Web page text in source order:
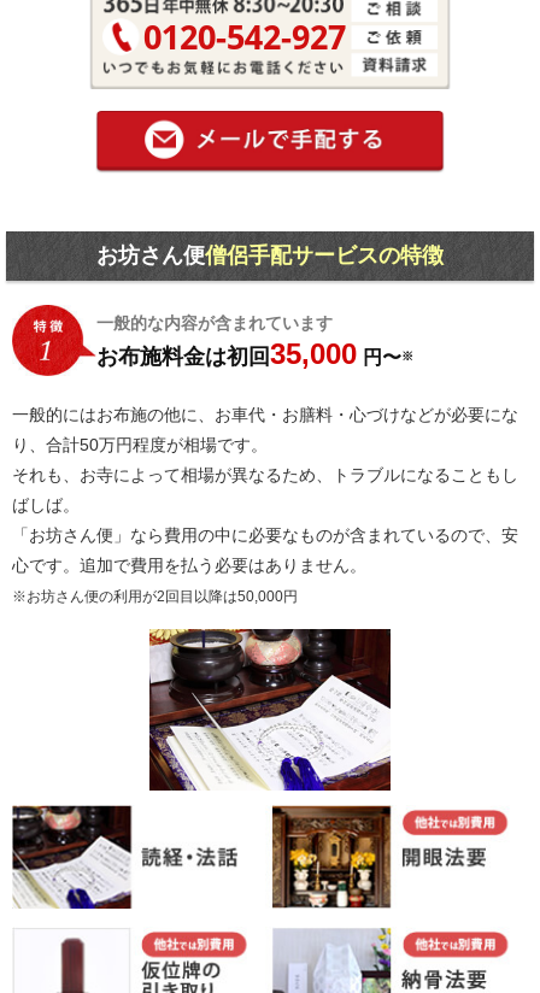
0120-542-927
お坊さん便僧侶手配サービスの特徴
一般的な内容が含まれています
お布施料金は初回35,000 円〜※
一般的にはお布施の他に、お車代・お膳料・心づけなどが必要にな
り、合計50万円程度が相場です。
それも、お寺によって相場が異なるため、トラブルになることもし
ばしば。
「お坊さん便」なら費用の中に必要なものが含まれているので、安
心です。追加で費用を払う必要はありません。
※お坊さん便の利用が2回目以降は50,000円